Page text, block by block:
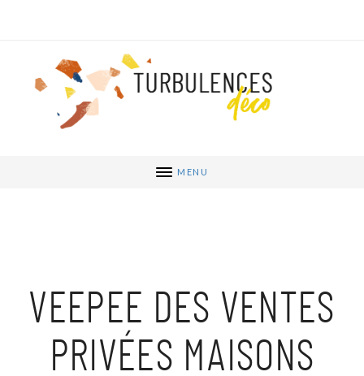
MENU
VEEPEE DES VENTES
PRIVÉES MAISONS